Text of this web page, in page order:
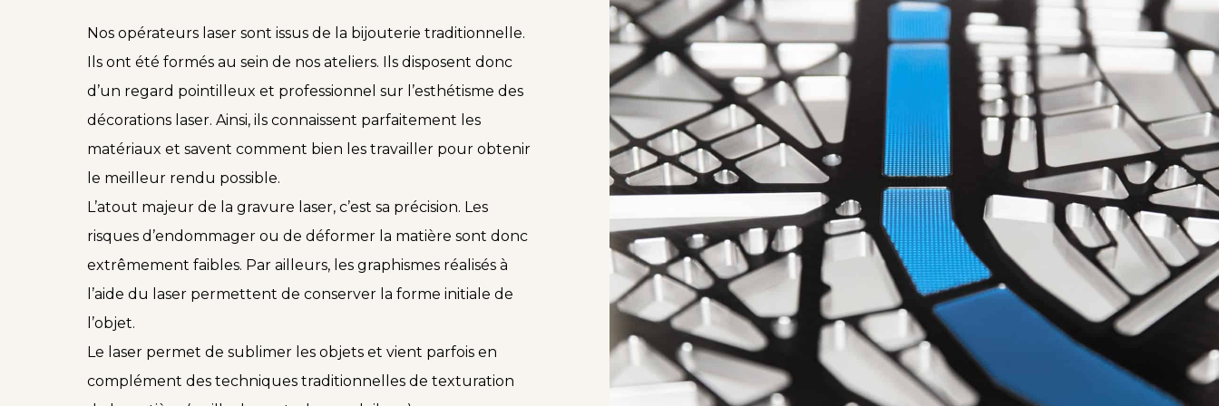
Nos opérateurs laser sont issus de la bijouterie traditionnelle.
Ils ont été formés au sein de nos ateliers. Ils disposent donc
d’un regard pointilleux et professionnel sur l’esthétisme des
décorations laser. Ainsi, ils connaissent parfaitement les
matériaux et savent comment bien les travailler pour obtenir
le meilleur rendu possible.
L’atout majeur de la gravure laser, c’est sa précision. Les
risques d’endommager ou de déformer la matière sont donc
extrêmement faibles. Par ailleurs, les graphismes réalisés à
l’aide du laser permettent de conserver la forme initiale de
l’objet.
Le laser permet de sublimer les objets et vient parfois en
complément des techniques traditionnelles de texturation